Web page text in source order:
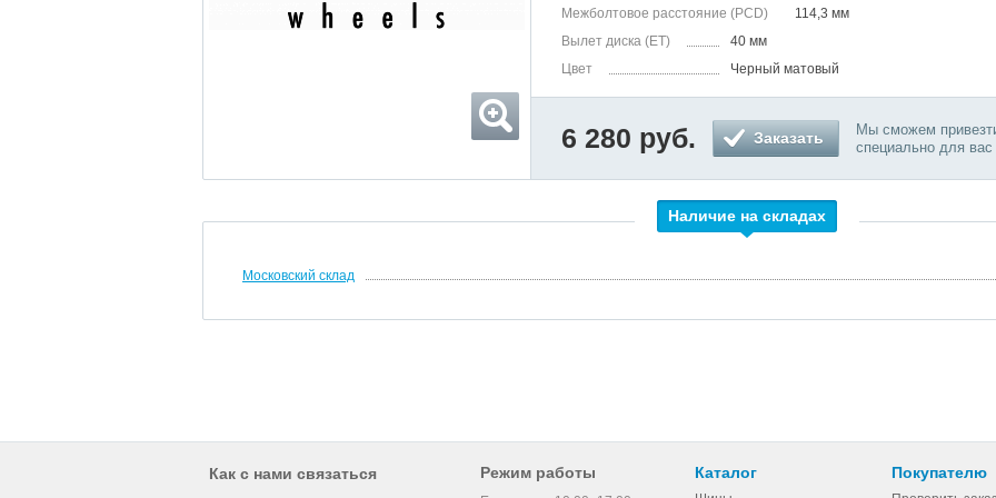
Межболтовое расстояние (PCD)
114,3 мм
Вылет диска (ET)
40 мм
Цвет
Черный матовый
6 280 руб. Заказать
Мы сможем
специально для вас
Наличие на складах
Московский склад
Как с нами связаться Режим работы Каталог Покупателю